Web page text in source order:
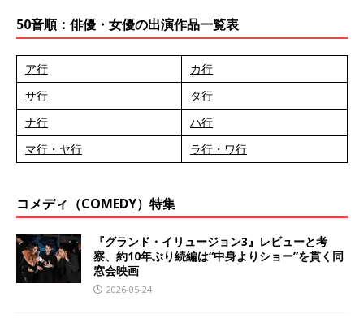
50音順：俳優・女優の出演作品一覧表
ア行
カ行
サ行
タ行
ナ行
ハ行
マ行・ヤ行
ラ行・ワ行
コメディ（COMEDY）特集
『グランド・イリュージョン3』レビューと考
察、約10年ぶり続編は“中身よりショー”を貫く同
窓会映画
2026-05-24